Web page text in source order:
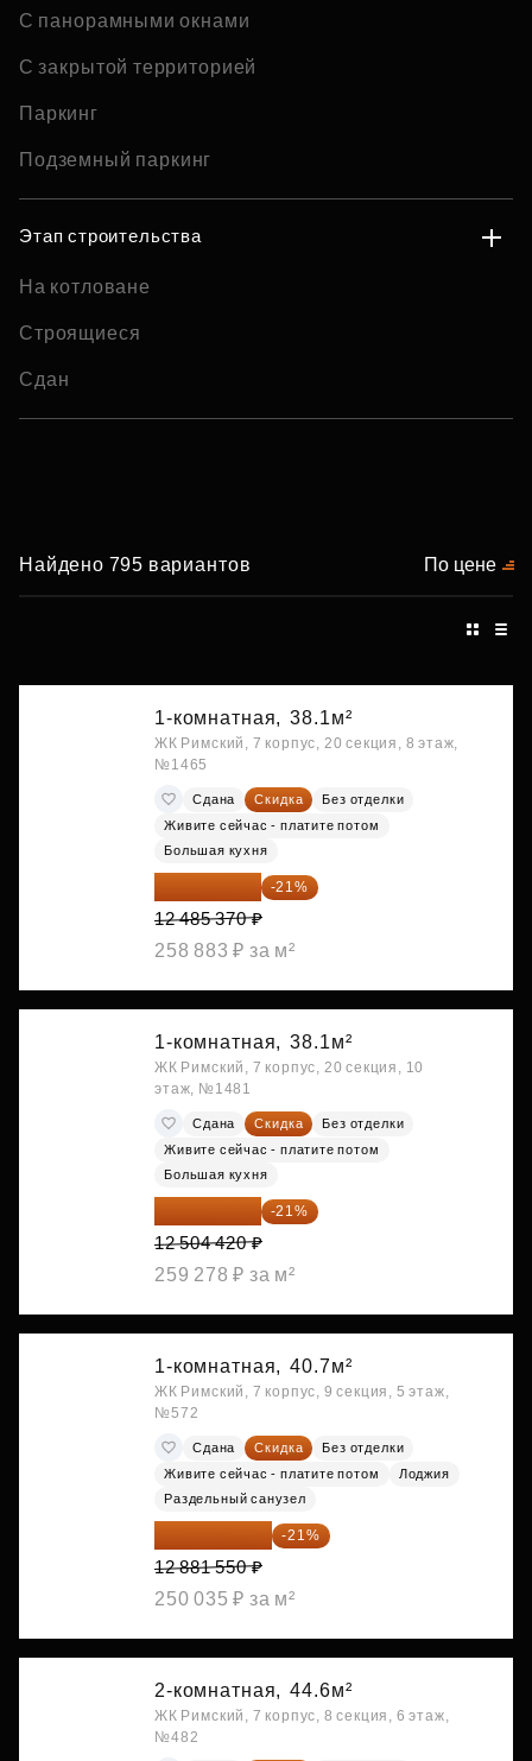
С панорамными окнами
С закрытой территорией
Паркинг
Подземный паркинг
Этап строительства
На котловане
Строящиеся
Сдан
Найдено 795 вариантов По цене
1-комнатная, 38.1м²
ЖК Римский, 7 корпус, 20 секция, 8 этаж,
№1465
Сдана Скидка
Без отделки
Живите сейчас - платите потом
Большая кухня
-21%
12 485 370 ₽
258 883 ₽ за м²
1-комнатная, 38.1м²
ЖК Римский, 7 корпус, 20 секция, 10
этаж, №1481
Сдана Скидка
Без отделки
Живите сейчас - платите потом
Большая кухня
-21%
12 504 420 ₽
259 278 ₽ за м²
1-комнатная, 40.7м²
ЖК Римский, 7 корпус, 9 секция, 5 этаж,
№572
Сдана Скидка
Без отделки
Живите сейчас - платите потом
Лоджия
Раздельный санузел
10 176 425 ₽ -21%
12 881 550 ₽
250 035 ₽ за м²
2-комнатная, 44.6м²
ЖК Римский, 7 корпус, 8 секция, 6 этаж,
№482